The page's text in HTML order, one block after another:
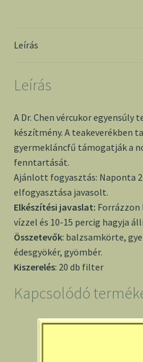
mennyiség
Leírás
Leírás
A Dr. Chen vércukor
készítmény. A teakeverékben
gyermekláncfű támogatják a
fenntartását.
Ajánlott fogyasztás: Naponta
elfogyasztása javasolt.
Elkészítési javaslat: Forrázzon
vízzel és 10-15 percig hagyja
Összetevők: balzsamkörte,
édesgyökér, gyömbér.
Kiszerelés: 20 db filter
Kapcsolódó